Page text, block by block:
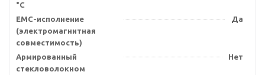
°C
EMC-исполнение
(электромагнитная
совместимость)
Да
Армированный
стекловолокном
Нет